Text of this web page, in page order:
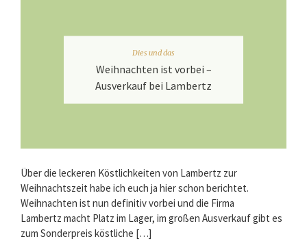
Dies und das
Weihnachten ist vorbei –
Ausverkauf bei Lambertz
Über die leckeren Köstlichkeiten von Lambertz zur
Weihnachtszeit habe ich euch ja hier schon berichtet.
Weihnachten ist nun definitiv vorbei und die Firma
Lambertz macht Platz im Lager, im großen Ausverkauf gibt es
zum Sonderpreis köstliche […]